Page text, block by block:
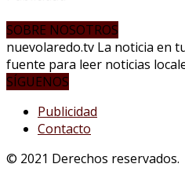
SOBRE NOSOTROS
nuevolaredo.tv La noticia en
fuente para leer noticias
SÍGUENOS
Publicidad
Contacto
© 2021 Derechos reservados.